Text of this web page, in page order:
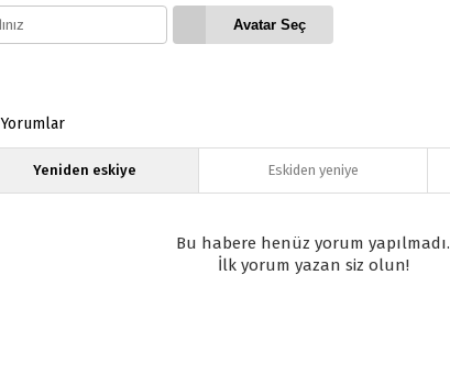
Avatar Seç
Yorumlar
Yeniden eskiye Eskiden yeniye
Bu habere henüz yorum yapılmadı.
İlk yorum yazan siz olun!